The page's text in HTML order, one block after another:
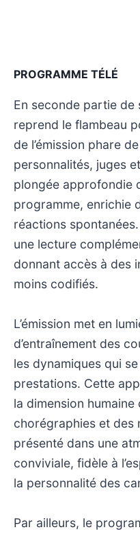
PROGRAMME TÉLÉ
En seconde partie de
reprend le flambeau
de l’émission phare
personnalités, juges
plongée approfondie
programme, enrichie
réactions
une lecture
donnant accès à des
moins codifiés.
L’émission met en
d’entraînement des
les dynamiques qui
prestations. Cette
la dimension
chorégraphies et des
présenté dans une
conviviale, fidèle à
la personnalité des
Par ailleurs, le